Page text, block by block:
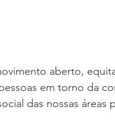
aberto,
em torno da
das nossas